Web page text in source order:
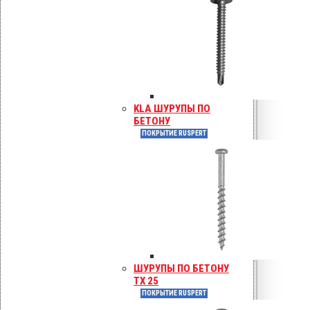
KLA ШУРУПЫ ПО
БЕТОНУ
ПОКРЫТИЕ RUSPERT
ШУРУПЫ ПО БЕТОНУ
TX 25
ПОКРЫТИЕ RUSPERT
0,85
60